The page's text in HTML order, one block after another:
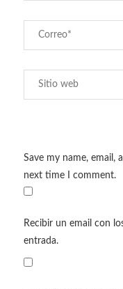
Save my name, email,
next time I comment.
Recibir un email con
entrada.